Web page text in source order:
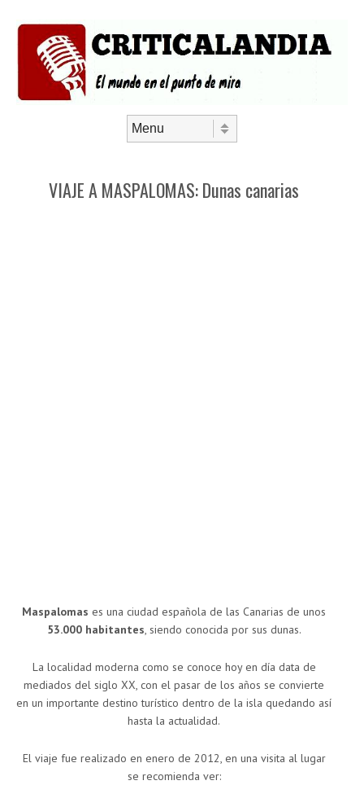
VIAJE A MASPALOMAS: Dunas canarias
Maspalomas es una ciudad española de las Canarias de unos
53.000 habitantes, siendo conocida por sus dunas.
La localidad moderna como se conoce hoy en día data de
mediados del siglo XX, con el pasar de los años se convierte
en un importante destino turístico dentro de la isla quedando así
hasta la actualidad.
El viaje fue realizado en enero de 2012, en una visita al lugar
se recomienda ver: